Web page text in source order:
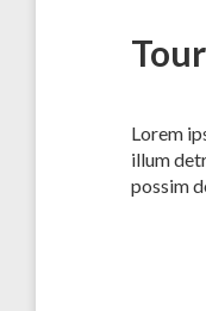
Lorem
illum
possim